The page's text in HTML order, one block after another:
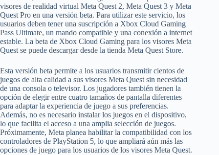
visores de realidad virtual Meta Quest 2, Meta Quest 3 y Meta
Quest Pro en una versión beta. Para utilizar este servicio, los
usuarios deben tener una suscripción a Xbox Cloud Gaming
Pass Ultimate, un mando compatible y una conexión a internet
estable. La beta de Xbox Cloud Gaming para los visores Meta
Quest se puede descargar desde la tienda Meta Quest Store.
Esta versión beta permite a los usuarios transmitir cientos de
juegos de alta calidad a sus visores Meta Quest sin necesidad
de una consola o televisor. Los jugadores también tienen la
opción de elegir entre cuatro tamaños de pantalla diferentes
para adaptar la experiencia de juego a sus preferencias.
Además, no es necesario instalar los juegos en el dispositivo,
lo que facilita el acceso a una amplia selección de juegos.
Próximamente, Meta planea habilitar la compatibilidad con los
controladores de PlayStation 5, lo que ampliará aún más las
opciones de juego para los usuarios de los visores Meta Quest.